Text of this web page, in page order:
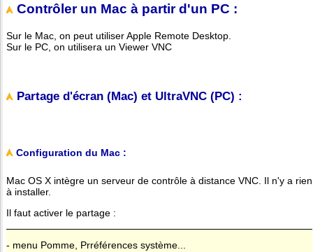
Contrôler un Mac à partir d'un PC :
Sur le Mac, on peut utiliser Apple Remote Desktop.
Sur le PC, on utilisera un Viewer VNC
Partage d'écran (Mac) et UltraVNC (PC) :
Configuration du Mac :
Mac OS X intègre un serveur de contrôle à distance VNC. Il n'y a rien
à installer.
Il faut activer le partage :
- menu Pomme, Prréférences système...